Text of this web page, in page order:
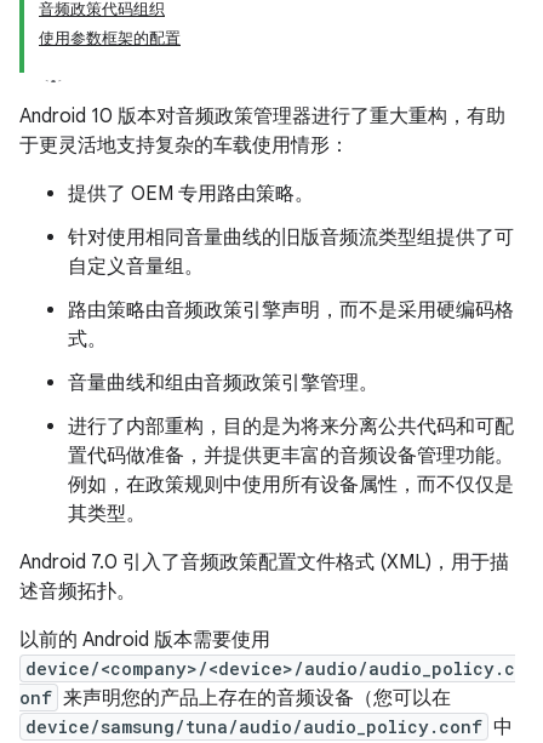
音频政策代码组织
使用参数框架的配置
Android 10 版本对音频政策管理器进行了重大重构，有助
于更灵活地支持复杂的车载使用情形：
提供了 OEM 专用路由策略。
针对使用相同音量曲线的旧版音频流类型组提供了可
自定义音量组。
路由策略由音频政策引擎声明，而不是采用硬编码格
式。
音量曲线和组由音频政策引擎管理。
进行了内部重构，目的是为将来分离公共代码和可配
置代码做准备，并提供更丰富的音频设备管理功能。
例如，在政策规则中使用所有设备属性，而不仅仅是
其类型。
Android 7.0 引入了音频政策配置文件格式 (XML)，用于描
述音频拓扑。
以前的 Android 版本需要使用
device/<company>/<device>/audio/audio_policy.c
onf 来声明您的产品上存在的音频设备（您可以在
device/samsung/tuna/audio/audio_policy.conf 中